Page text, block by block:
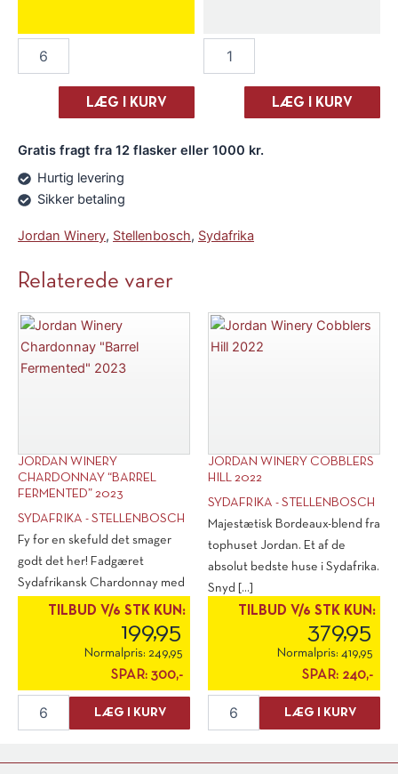
Winery
Chardonnay
antal
LÆG I KURV
Winery
Chardonnay
antal
LÆG I KURV
Gratis fragt fra 12 flasker eller 1000 kr.
Hurtig levering
Sikker betaling
Jordan Winery, Stellenbosch, Sydafrika
Relaterede varer
JORDAN WINERY
CHARDONNAY “BARREL
FERMENTED” 2023
SYDAFRIKA - STELLENBOSCH
Fy for en skefuld det smager
godt det her! Fadgæret
Sydafrikansk Chardonnay med
uset højt [...]
TILBUD V/6 STK KUN:
199,95
Normalpris: 249,95
SPAR: 300,-
Winery
LÆG I KURV
JORDAN WINERY COBBLERS
HILL 2022
SYDAFRIKA - STELLENBOSCH
Majestætisk Bordeaux-blend fra
tophuset Jordan. Et af de
absolut bedste huse i Sydafrika.
Snyd [...]
TILBUD V/6 STK KUN:
379,95
Normalpris: 419,95
SPAR: 240,-
Winery
LÆG I KURV